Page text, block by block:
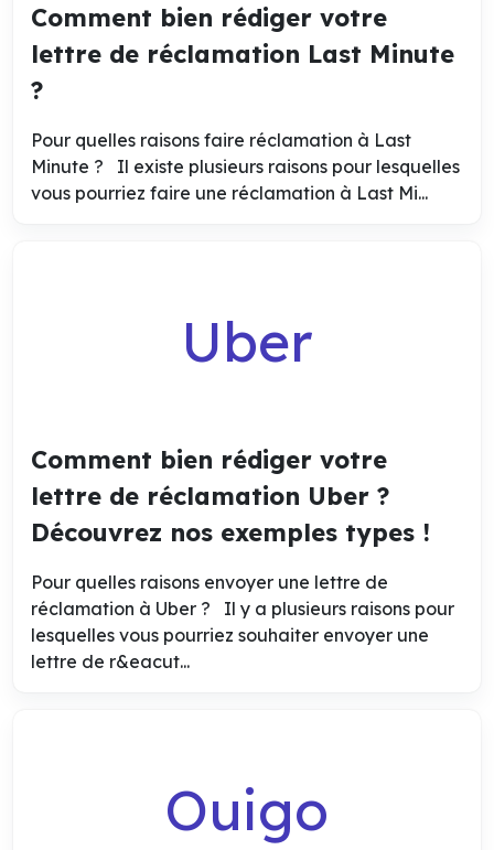
Comment bien rédiger votre
lettre de réclamation Last Minute
?
Pour quelles raisons faire réclamation à Last
Minute ? Il existe plusieurs raisons pour lesquelles
vous pourriez faire une réclamation à Last Mi...
Uber
Comment bien rédiger votre
lettre de réclamation Uber ?
Découvrez nos exemples types !
Pour quelles raisons envoyer une lettre de
réclamation à Uber ? Il y a plusieurs raisons pour
lesquelles vous pourriez souhaiter envoyer une
lettre de r&eacut...
Ouigo